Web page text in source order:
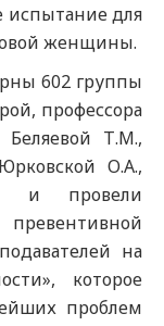
испытание для
женщины.
602 группы
профессора
Беляевой Т.М.,
О.А.,
и провели
на
которое
проблем